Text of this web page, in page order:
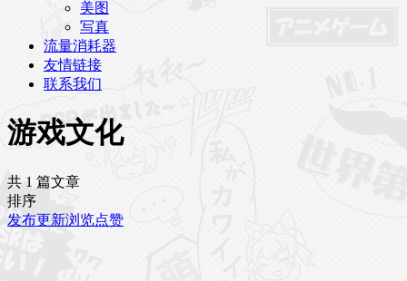
美图
写真
流量消耗器
友情链接
联系我们
游戏文化
共 1 篇文章
排序
发布更新浏览点赞